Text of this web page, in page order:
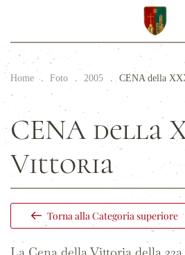
Home Foto 2005 CENA della
CENA della
Vittoria
Torna alla Categoria superiore